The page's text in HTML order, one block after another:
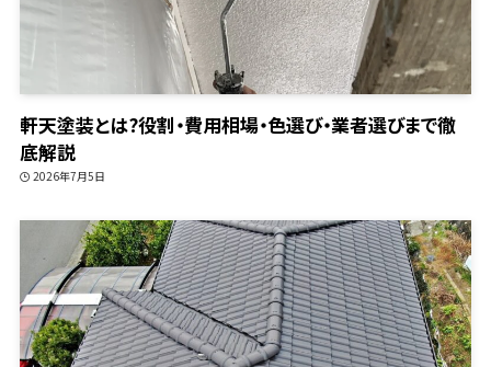
軒天塗装とは?役割・費用相場・色選び・業者選びまで徹
底解説
2026年7月5日